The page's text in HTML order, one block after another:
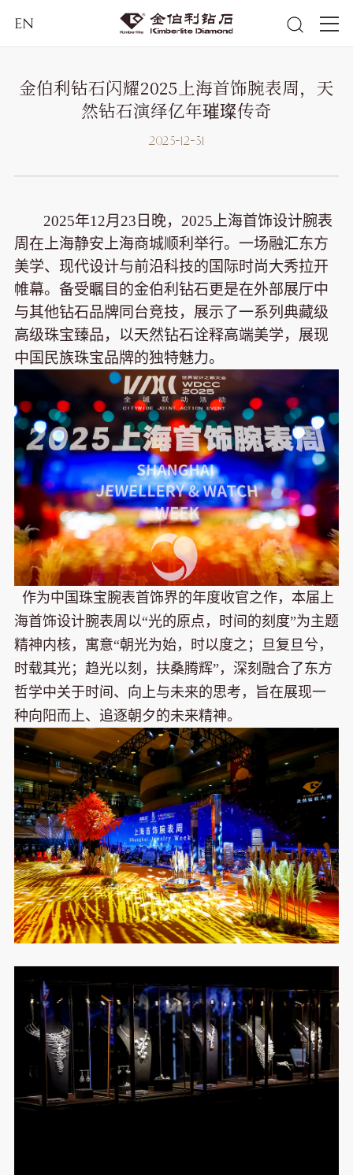
EN
金伯利钻石闪耀2025上海首饰腕表周，天
然钻石演绎亿年璀璨传奇
2025-12-31
2025年12月23日晚，2025上海首饰设计腕表
周在上海静安上海商城顺利举行。一场融汇东方
美学、现代设计与前沿科技的国际时尚大秀拉开
帷幕。备受瞩目的金伯利钻石更是在外部展厅中
与其他钻石品牌同台竞技，展示了一系列典藏级
高级珠宝臻品，以天然钻石诠释高端美学，展现
中国民族珠宝品牌的独特魅力。
作为中国珠宝腕表首饰界的年度收官之作，本届上
海首饰设计腕表周以“光的原点，时间的刻度”为主题
精神内核，寓意“朝光为始，时以度之；旦复旦兮，
时载其光；趋光以刻，扶桑腾辉”，深刻融合了东方
哲学中关于时间、向上与未来的思考，旨在展现一
种向阳而上、追逐朝夕的未来精神。